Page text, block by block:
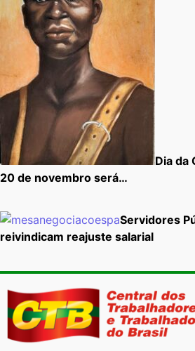
Dia da
20 de novembro será…
Servidores
reivindicam reajuste salarial